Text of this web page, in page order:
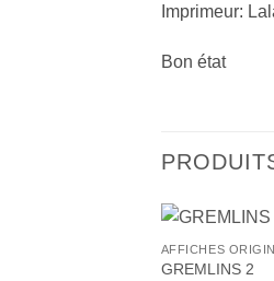
Imprimeur:
Bon état
+
AFFICHES
GREMLINS 2